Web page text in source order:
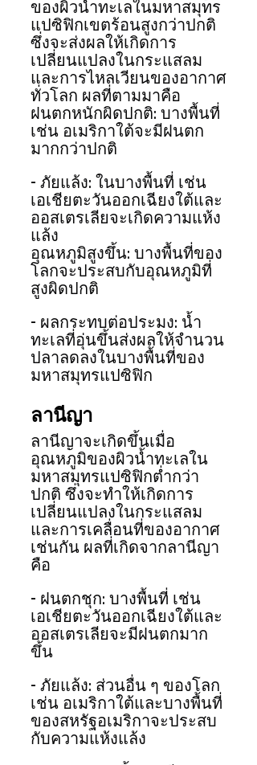
ของผิวน้ำทะเลในมหาสมุทร
แปซิฟิกเขตร้อนสูงกว่าปกติ
ซึ่งจะส่งผลให้เกิดการ
เปลี่ยนแปลงในกระแสลม
และการไหลเวียนของอากาศ
ทั่วโลก ผลที่ตามมาคือ
ฝนตกหนักผิดปกติ: บางพื้นที่
เช่น อเมริกาใต้จะมีฝนตก
มากกว่าปกติ
- ภัยแล้ง: ในบางพื้นที่ เช่น
เอเชียตะวันออกเฉียงใต้และ
ออสเตรเลียจะเกิดความแห้ง
แล้ง
อุณหภูมิสูงขึ้น: บางพื้นที่ของ
โลกจะประสบกับอุณหภูมิที่
สูงผิดปกติ
- ผลกระทบต่อประมง: น้ำ
ทะเลที่อุ่นขึ้นส่งผลให้จำนวน
ปลาลดลงในบางพื้นที่ของ
มหาสมุทรแปซิฟิก
ลานีญา
ลานีญาจะเกิดขึ้นเมื่อ
อุณหภูมิของผิวน้ำทะเลใน
มหาสมุทรแปซิฟิกต่ำกว่า
ปกติ ซึ่งจะทำให้เกิดการ
เปลี่ยนแปลงในกระแสลม
และการเคลื่อนที่ของอากาศ
เช่นกัน ผลที่เกิดจากลานีญา
คือ
- ฝนตกชุก: บางพื้นที่ เช่น
เอเชียตะวันออกเฉียงใต้และ
ออสเตรเลียจะมีฝนตกมาก
ขึ้น
- ภัยแล้ง: ส่วนอื่น ๆ ของโลก
เช่น อเมริกาใต้และบางพื้นที่
ของสหรัฐอเมริกาจะประสบ
กับความแห้งแล้ง